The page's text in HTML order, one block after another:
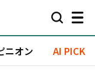
ニオン AI PICK